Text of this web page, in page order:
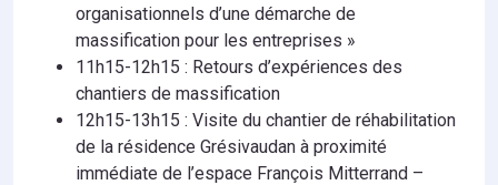
organisationnels d’une démarche de
massification pour les entreprises »
11h15-12h15 : Retours d’expériences des
chantiers de massification
12h15-13h15 : Visite du chantier de réhabilitation
de la résidence Grésivaudan à proximité
immédiate de l’espace François Mitterrand –